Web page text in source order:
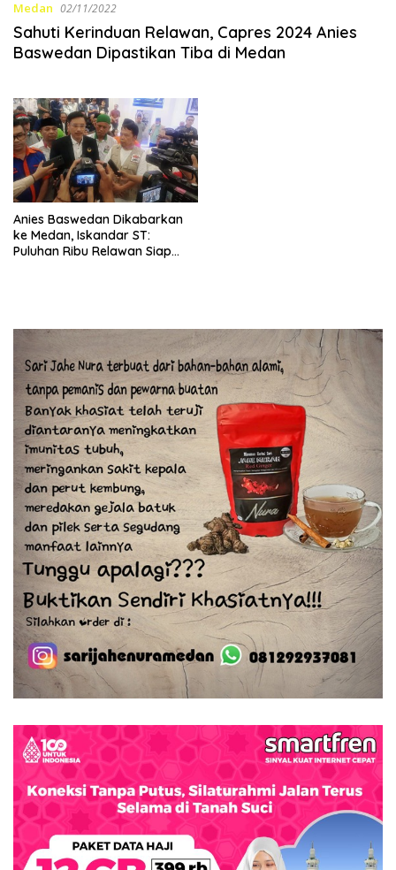
Medan 02/11/2022
Sahuti Kerinduan Relawan, Capres 2024 Anies
Baswedan Dipastikan Tiba di Medan
Anies Baswedan Dikabarkan
ke Medan, Iskandar ST:
Puluhan Ribu Relawan Siap